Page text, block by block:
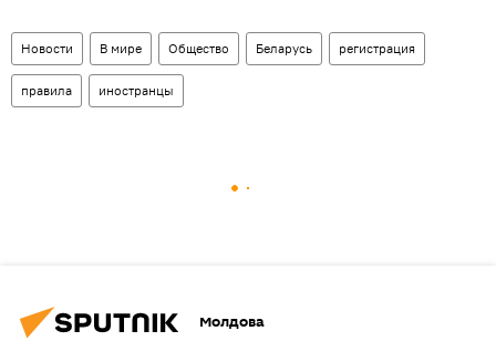
Новости В мире Общество Беларусь регистрация
правила иностранцы
Молдова